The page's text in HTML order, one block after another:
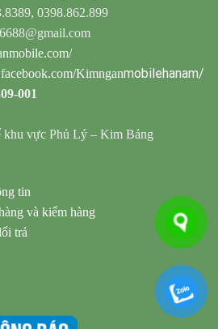
0398.862.899
Kimnganmobilehanam/
001
khu vực Phủ Lý – Kim Bảng
tin
và kiểm hàng
trả